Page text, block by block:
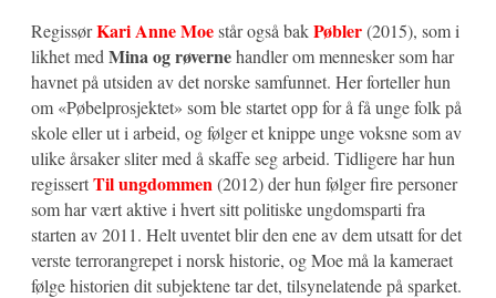
RegissørKari Anne Moestår også bakPøbler(2015), som i
likhet med Mina og røvernehandler om mennesker som har
havnet på utsiden av det norske samfunnet. Her forteller hun
om «Pøbelprosjektet» som ble startet opp for å få unge folk på
skole eller ut i arbeid, og følger et knippe unge voksne som av
ulike årsaker sliter med å skaffe seg arbeid. Tidligere har hun
regissertTil ungdommen(2012) der hun følger fire personer
som har vært aktive i hvert sitt politiske ungdomsparti fra
starten av 2011. Helt uventet blir den ene av dem utsatt for det
verste terrorangrepet i norsk historie, og Moe må la kameraet
følge historien dit subjektene tar det, tilsynelatende på sparket.